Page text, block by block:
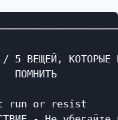
/ 5 ВЕЩЕЙ,
not run or resist